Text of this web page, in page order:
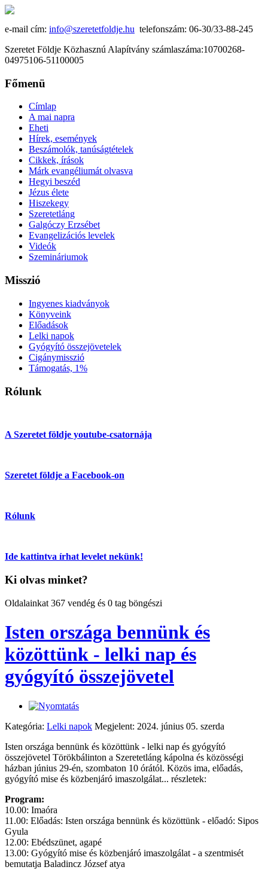
e-mail cím: info@szeretetfoldje.hu telefonszám: 06-30/33-88-245
Szeretet Földje Közhasznú Alapítvány számlaszáma:10700268-
04975106-51100005
Főmenü
Címlap
A mai napra
Eheti
Hírek, események
Beszámolók, tanúságtételek
Cikkek, írások
Márk evangéliumát olvasva
Hegyi beszéd
Jézus élete
Hiszekegy
Szeretetláng
Galgóczy Erzsébet
Evangelizációs levelek
Videók
Szemináriumok
Misszió
Ingyenes kiadványok
Könyveink
Előadások
Lelki napok
Gyógyító összejövetelek
Cigánymisszió
Támogatás, 1%
Rólunk
A Szeretet földje youtube-csatornája
Szeretet földje a Facebook-on
Rólunk
Ide kattintva írhat levelet nekünk!
Ki olvas minket?
Oldalainkat 367 vendég és 0 tag böngészi
Isten országa bennünk és
közöttünk - lelki nap és
gyógyító összejövetel
Kategória: Lelki napok Megjelent: 2024. június 05. szerda
Isten országa bennünk és közöttünk - lelki nap és gyógyító
összejövetel Törökbálinton a Szeretetláng kápolna és közösségi
házban június 29-én, szombaton 10 órától. Közös ima, előadás,
gyógyító mise és közbenjáró imaszolgálat... részletek:
Program:
10.00: Imaóra
11.00: Előadás: Isten országa bennünk és közöttünk - előadó: Sipos
Gyula
12.00: Ebédszünet, agapé
13.00: Gyógyító mise és közbenjáró imaszolgálat - a szentmisét
bemutatja Baladincz József atya